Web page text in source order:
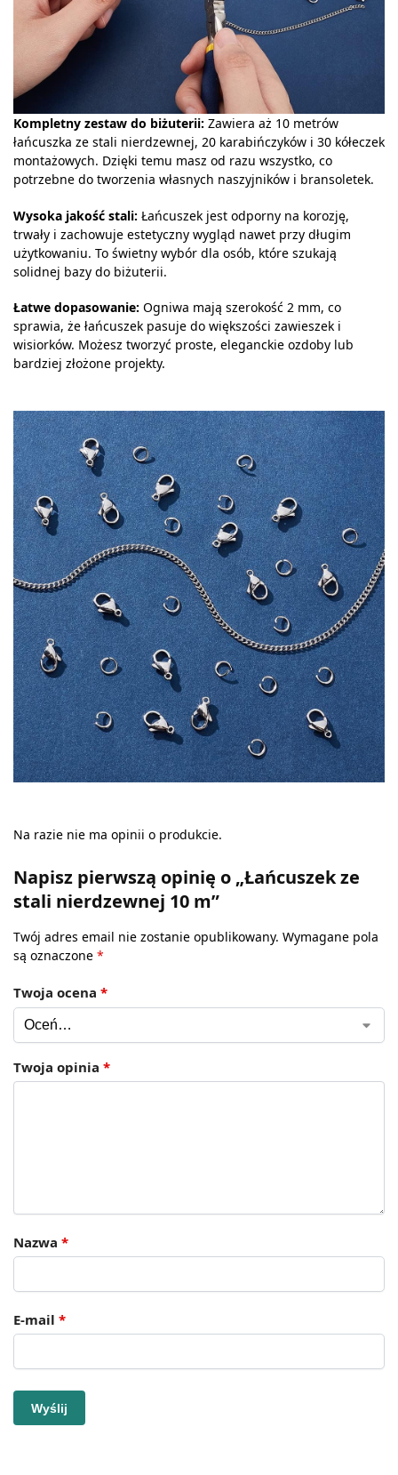
Kompletny zestaw do biżuterii: Zawiera aż 10 metrów
łańcuszka ze stali nierdzewnej, 20 karabińczyków i 30 kółeczek
montażowych. Dzięki temu masz od razu wszystko, co
potrzebne do tworzenia własnych naszyjników i bransoletek.
Wysoka jakość stali: Łańcuszek jest odporny na korozję,
trwały i zachowuje estetyczny wygląd nawet przy długim
użytkowaniu. To świetny wybór dla osób, które szukają
solidnej bazy do biżuterii.
Łatwe dopasowanie: Ogniwa mają szerokość 2 mm, co
sprawia, że łańcuszek pasuje do większości zawieszek i
wisiorków. Możesz tworzyć proste, eleganckie ozdoby lub
bardziej złożone projekty.
Na razie nie ma opinii o produkcie.
Napisz pierwszą opinię o „Łańcuszek ze
stali nierdzewnej 10 m”
Twój adres email nie zostanie opublikowany. Wymagane pola
są oznaczone *
Twoja ocena *
Twoja opinia *
Nazwa *
E-mail *